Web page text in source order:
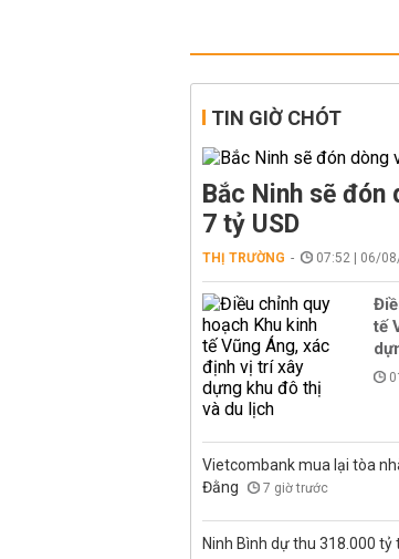
TIN GIỜ CHÓT
Bắc Ninh sẽ đón
7 tỷ USD
THỊ TRƯỜNG 07:52 | 06/
tế
Vietcombank mua lại tòa
Đằng
7 giờ trước
Ninh Bình dự thu 318.000